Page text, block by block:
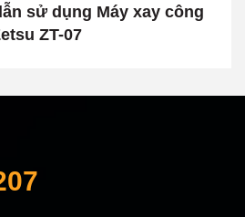
sử dụng Máy xay công
ZT-07